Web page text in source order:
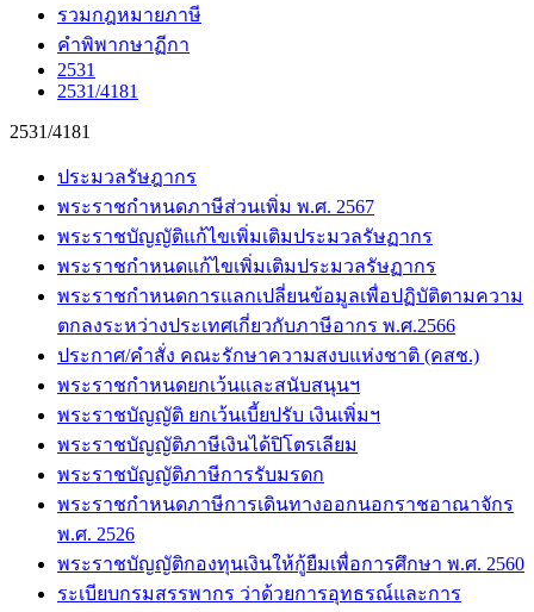
รวมกฎหมายภาษี
คำพิพากษาฏีกา
2531
2531/4181
2531/4181
ประมวลรัษฎากร
พระราชกำหนดภาษีส่วนเพิ่ม พ.ศ. 2567
พระราชบัญญัติแก้ไขเพิ่มเติมประมวลรัษฏากร
พระราชกำหนดแก้ไขเพิ่มเติมประมวลรัษฏากร
พระราชกำหนดการแลกเปลี่ยนข้อมูลเพื่อปฏิบัติตามความ
ตกลงระหว่างประเทศเกี่ยวกับภาษีอากร พ.ศ.2566
ประกาศ/คำสั่ง คณะรักษาความสงบแห่งชาติ (คสช.)
พระราชกำหนดยกเว้นและสนับสนุนฯ
พระราชบัญญัติ ยกเว้นเบี้ยปรับ เงินเพิ่มฯ
พระราชบัญญัติภาษีเงินได้ปิโตรเลียม
พระราชบัญญัติภาษีการรับมรดก
พระราชกำหนดภาษีการเดินทางออกนอกราชอาณาจักร
พ.ศ. 2526
พระราชบัญญัติกองทุนเงินให้กู้ยืมเพื่อการศึกษา พ.ศ. 2560
ระเบียบกรมสรรพากร ว่าด้วยการอุทธรณ์และการ